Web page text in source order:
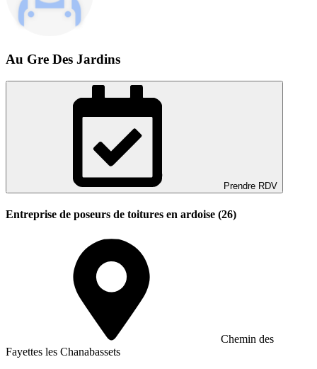
Au Gre Des Jardins
Prendre RDV
Entreprise de poseurs de toitures en ardoise (26)
Chemin des
Fayettes les Chanabassets